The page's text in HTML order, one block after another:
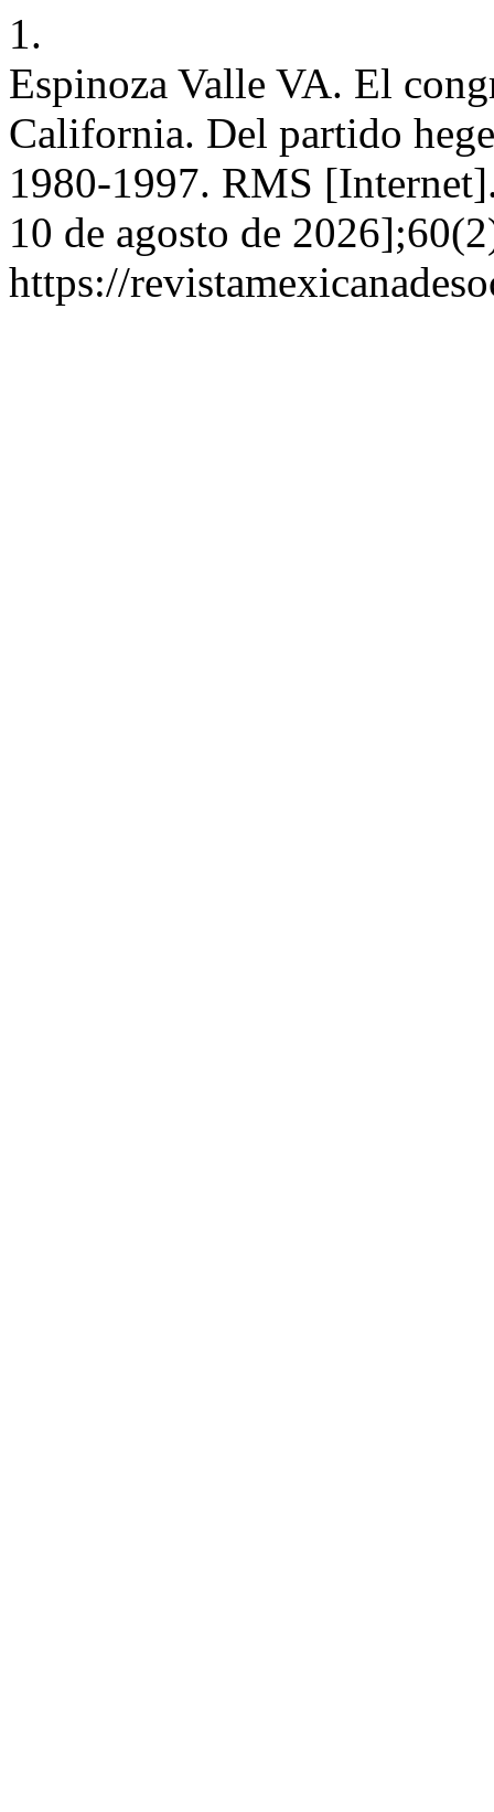
1.
Espinoza Valle VA. El
California. Del partido
1980-1997. RMS
10 de agosto de
https://